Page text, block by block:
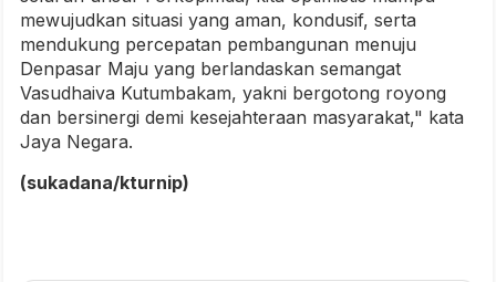
mewujudkan situasi yang aman, kondusif, serta
mendukung percepatan pembangunan menuju
Denpasar Maju yang berlandaskan semangat
Vasudhaiva Kutumbakam, yakni bergotong royong
dan bersinergi demi kesejahteraan masyarakat," kata
Jaya Negara.
(sukadana/kturnip)